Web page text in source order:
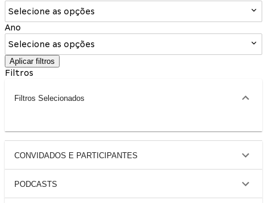
Selecione as opções
Ano
Selecione as opções
Aplicar filtros
Filtros
Filtros Selecionados
CONVIDADOS E PARTICIPANTES
PODCASTS